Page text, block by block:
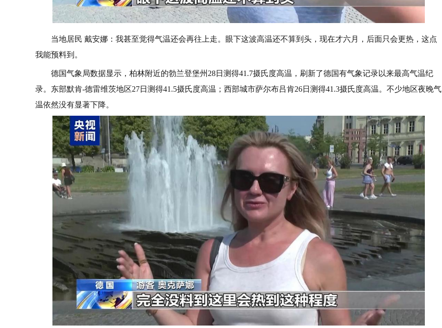
当地居民 戴安娜：我甚至觉得气温还会再往上走。眼下这波高温还不算到头，现在才六月，后面只会更热，这点
我能预料到。
德国气象局数据显示，柏林附近的勃兰登堡州28日测得41.7摄氏度高温，刷新了德国有气象记录以来最高气温纪
录。东部默肯-德雷维茨地区27日测得41.5摄氏度高温；西部城市萨尔布吕肯26日测得41.3摄氏度高温。不少地区夜晚气
温依然没有显著下降。